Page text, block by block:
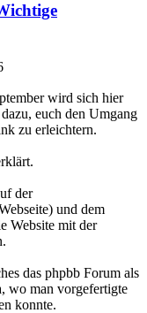
wird sich hier
euch den Umgang
zu erleichtern.
der
und dem
Website mit der
das phpbb Forum als
wo man vorgefertigte
konnte.